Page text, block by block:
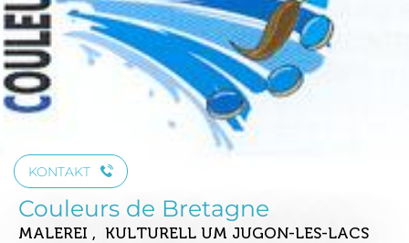
KONTAKT
Couleurs de Bretagne
MALEREI , KULTURELL UM JUGON-LES-LACS